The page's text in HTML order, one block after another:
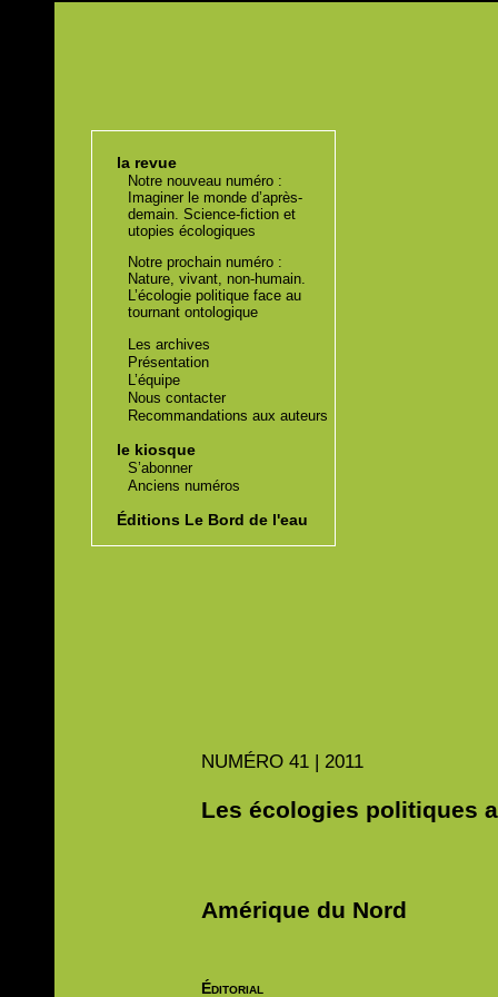
la revue
Notre nouveau numéro :
Imaginer le monde d’après-
demain. Science-fiction et
utopies écologiques
Notre prochain numéro :
Nature, vivant, non-humain.
L’écologie politique face au
tournant ontologique
Les archives
Présentation
L’équipe
Nous contacter
Recommandations aux auteurs
le kiosque
S’abonner
Anciens numéros
Éditions Le Bord de l'eau
NUMÉRO41 | 2011
Les écologies politiques
Amérique du Nord
Éditorial